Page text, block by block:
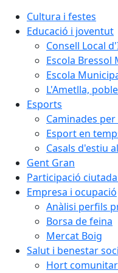
Cultura i festes
Educació i joventut
Consell Local
Escola
Escola
L'Ametlla,
Esports
Caminades
Esport en
Casals d'estiu
Gent Gran
Participació
Empresa i ocupació
Anàlisi perfils
Borsa de feina
Mercat Boig
Salut i benestar
Hort